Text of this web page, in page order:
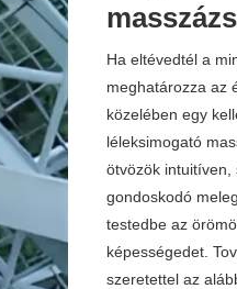
Ha eltévedtél a
meghatározza az
közelében egy
léleksimogató
ötvözök intuitíven,
gondoskodó
testedbe az
képességedet.
szeretettel az